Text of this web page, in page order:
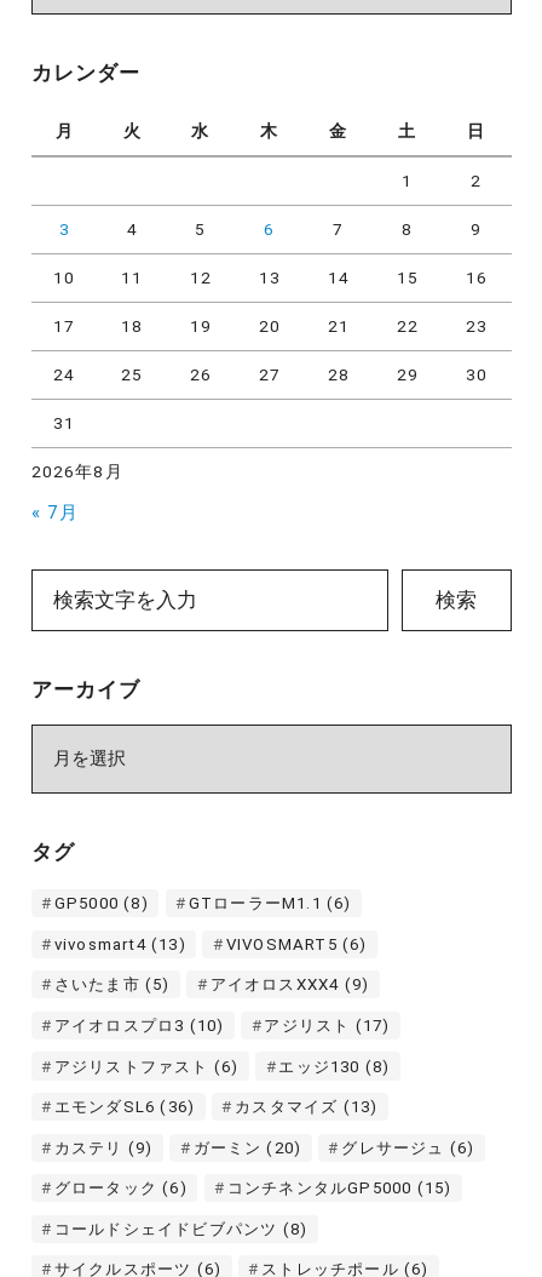
ー
カレンダー
2026年8月
月 火 水 木 金 土 日
1 2
3 4 5 6 7 8 9
10 11 12 13 14 15 16
17 18 19 20 21 22 23
24 25 26 27 28 29 30
31
« 7月
検索
アーカイブ
ブ
タグ
GP5000 (8) GTローラーM1.1 (6)
vivosmart4(13) VIVOSMART5 (6)
さいたま市 (5) アイオロスXXX4 (9)
アイオロスプロ3 (10) アジリスト (17)
アジリストファスト (6) エッジ130 (8)
エモンダSL6 (36) カスタマイズ (13)
カステリ (9) ガーミン (20) グレサージュ (6)
グロータック (6) コンチネンタルGP5000 (15)
コールドシェイドビブパンツ (8)
サイクルスポーツ (6) ストレッチポール (6)